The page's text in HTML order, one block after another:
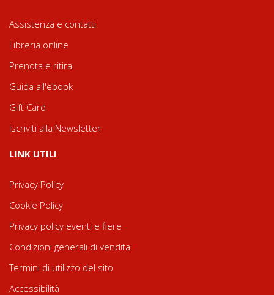
Assistenza e contatti
Libreria online
Prenota e ritira
Guida all'ebook
Gift Card
Iscriviti alla Newsletter
LINK UTILI
Privacy Policy
Cookie Policy
Privacy policy eventi e fiere
Condizioni generali di vendita
Termini di utilizzo del sito
Accessibilità